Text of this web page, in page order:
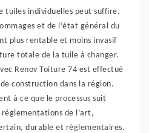
tuiles individuelles peut suffire.
et de l’état général du
plus rentable et moins invasif
totale de la tuile à changer.
Renov Toiture 74 est effectué
construction dans la région.
à ce que le processus suit
de l’art,
durable et règlementaires.